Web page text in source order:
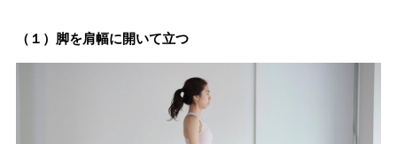
（１）脚を肩幅に開いて立つ